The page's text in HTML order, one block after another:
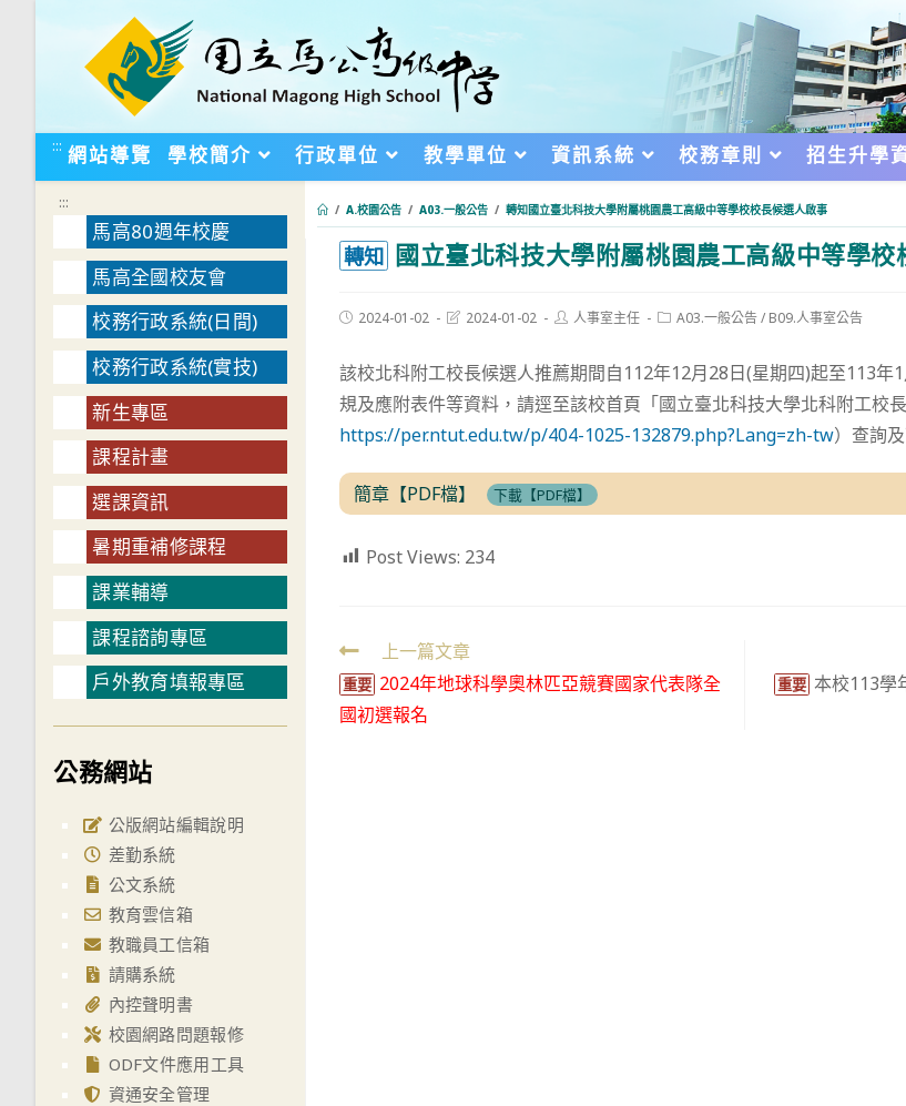
::: 網站導覽 學校簡介 行政單位 教學單位 資訊系統 校務章則 招生升學
/ A.校園公告 / A03.一般公告 / 轉知國立臺北科技大學附屬桃園農工高級中等學校校長候選人啟事
轉知 國立臺北科技大學附屬桃園農工高級中等學
Post2024-01-02
Post2024-01-02
Post人事室主任
PostA03.一般公告/ B09.人事室公告
該校北科附工校長候選人推薦期間自112年12月28日(星期四)起至113年
規及應附表件等資料，請逕至該校首頁「國立臺北科技大學北科附工校
https://per.ntut.edu.tw/p/404-1025-132879.php?Lang=zh-tw）查詢
簡章【PDF檔】 下載【PDF檔】
Post Views: 234
Read
more
articles
上一篇文章
重要 2024年地球科學奧林匹亞競賽國家代表隊全
國初選報名
重要 本校113學
:::
馬高80週年校慶
馬高全國校友會
校務行政系統(日間)
校務行政系統(實技)
新生專區
課程計畫
選課資訊
暑期重補修課程
課業輔導
課程諮詢專區
戶外教育填報專區
公務網站
公版網站編輯說明
差勤系統
公文系統
教育雲信箱
教職員工信箱
請購系統
內控聲明書
校園網路問題報修
ODF文件應用工具
資通安全管理